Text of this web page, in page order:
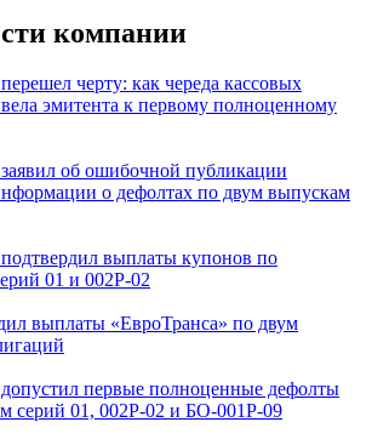
компании
черту: как череда кассовых
эмитента к первому полноценному
об ошибочной публикации
о дефолтах по двум выпускам
выплаты купонов по
01 и 002Р-02
выплаты «ЕвроТранса» по двум
первые полноценные дефолты
серий 01, 002Р-02 и БО-001Р-09